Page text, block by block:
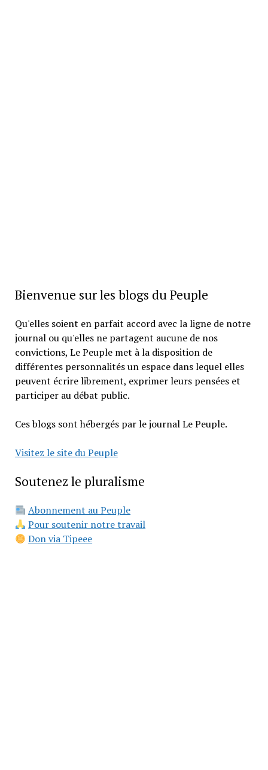
Bienvenue sur les blogs du Peuple
Qu'elles soient en parfait accord avec la ligne de notre
journal ou qu'elles ne partagent aucune de nos
convictions, Le Peuple met à la disposition de
différentes personnalités un espace dans lequel elles
peuvent écrire librement, exprimer leurs pensées et
participer au débat public.
Ces blogs sont hébergés par le journal Le Peuple.
Visitez le site du Peuple
Soutenez le pluralisme
Abonnement au Peuple
Pour soutenir notre travail
Don via Tipeee